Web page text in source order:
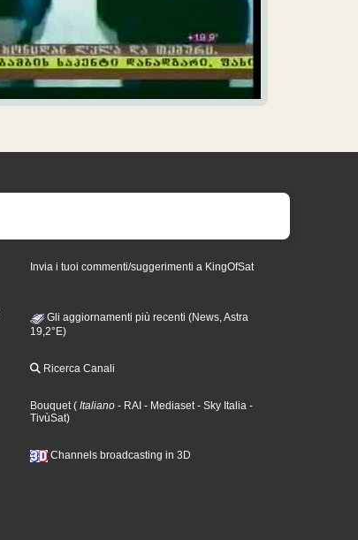
Invia i tuoi commenti/suggerimenti a KingOfSat
Gli aggiornamenti più recenti (News, Astra
19,2°E)
Ricerca Canali
Bouquet( Italiano - RAI - Mediaset- Sky Italia -
TivùSat)
Channels broadcasting in 3D